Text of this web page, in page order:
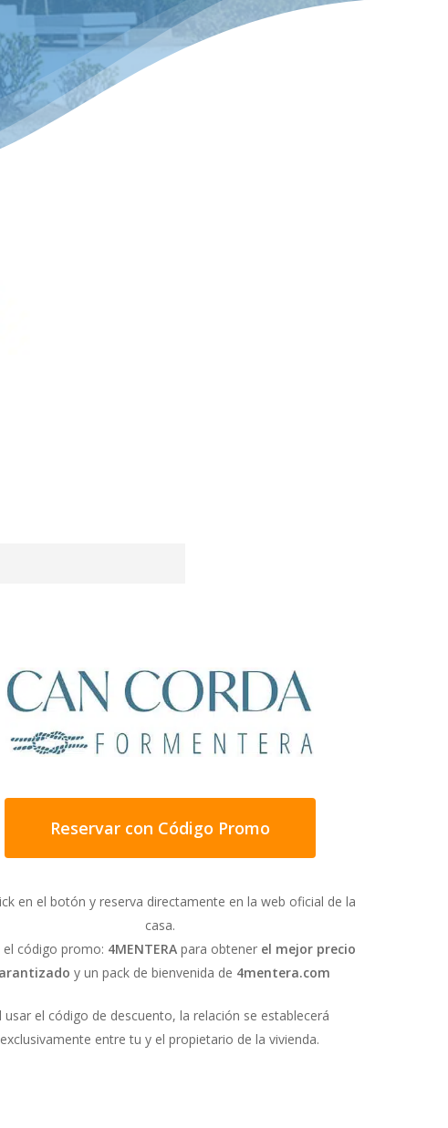
de un alojamiento ideal
más exigentes. Cuenta
amplísima cocina equipada
la casa dispone de
alarma.
apetezca en ese
codificado para que tan
Reservar con Código Promo
en el botón y reserva directamente en la web oficial de la
casa.
el código promo: 4MENTERApara obtener el mejor precio
y un pack de bienvenida de 4mentera.com
usar el código de descuento, la relación se establecerá
exclusivamente entre tu y el propietario de la vivienda.